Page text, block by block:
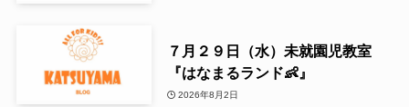
７月２９日（水）未就園児教室
『はなまるランド👶』
2026年8月2日